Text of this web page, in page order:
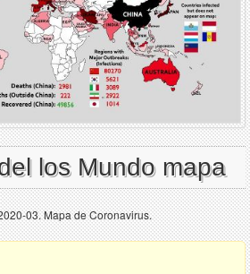
los Mundo mapa
03. Mapa de Coronavirus.